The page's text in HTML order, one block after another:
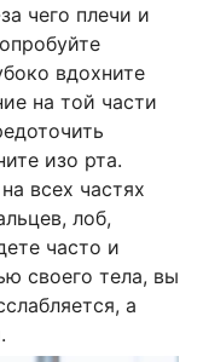
чего плечи и
вдохните
на той части
изо рта.
всех частях
лоб,
часто и
своего тела, вы
а